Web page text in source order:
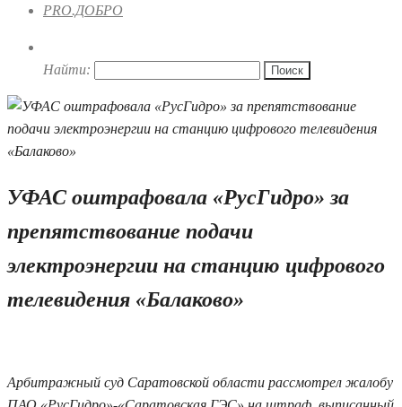
PRO.ДОБРО
Найти:
УФАС оштрафовала «РусГидро» за
препятствование подачи
электроэнергии на станцию цифрового
телевидения «Балаково»
Арбитражный суд Саратовской области рассмотрел жалобу